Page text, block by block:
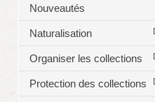
Nouveautés
Naturalisation
Organiser les collections
Protection des collections